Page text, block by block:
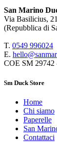
San Marino
Via Basilicius,
(Repubblica di
T. 0549 996024
E.
COE SM 29742
Sm Duck Store
Home
Chi siamo
Paperelle
San
Contattaci